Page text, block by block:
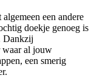
een andere
doekje genoeg is
Dankzij
waar al jouw
een smerig